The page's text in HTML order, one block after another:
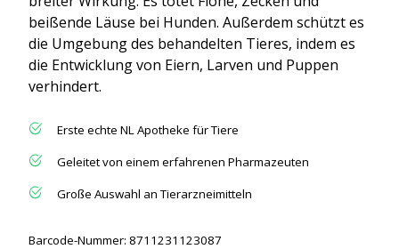
Barcode-Nummer: 8711231123087
Erste echte NL Apotheke für Tiere
Geleitet von einem erfahrenen Pharmazeuten
Große Auswahl an Tierarzneimitteln
beißende Läuse bei Hunden. Außerdem schützt es
die Umgebung des behandelten Tieres, indem es
die Entwicklung von Eiern, Larven und Puppen
verhindert.